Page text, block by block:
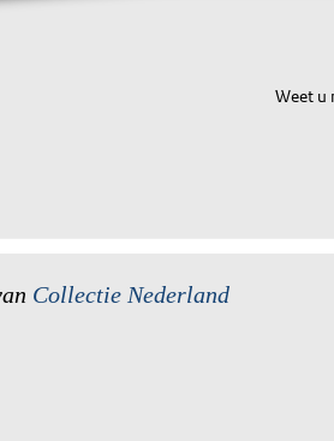
Weet u
Collectie Nederland